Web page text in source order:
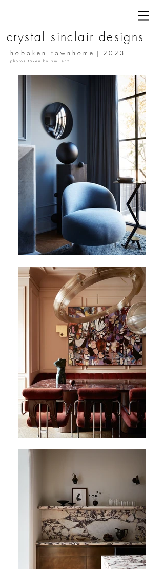
c r y s t a l s i n c l a i r d e s i g n s
h o b o k e n t o w n h o m e | 2 0 2 3
p h o t o s t a k e n b y t i m l e n z